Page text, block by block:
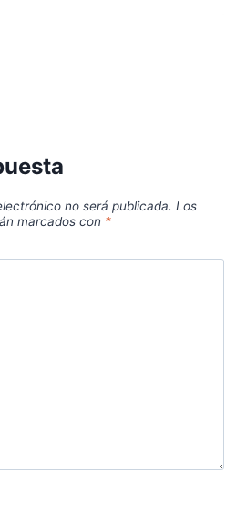
no será publicada. Los
marcados con *